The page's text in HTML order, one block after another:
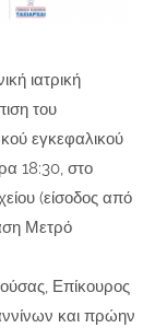
ιατρική
του
εγκεφαλικού
18:30, στο
(είσοδος από
Μετρό
Επίκουρος
και πρώην